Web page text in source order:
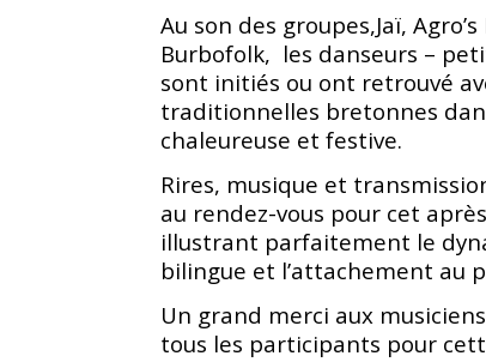
Au son des groupes,Jaï,
Burbofolk, les danseurs –
sont initiés ou ont retrouvé
traditionnelles bretonnes
chaleureuse et festive.
Rires, musique et
au rendez-vous pour cet
illustrant parfaitement le
bilingue et l’attachement au
Un grand merci aux
tous les participants pour